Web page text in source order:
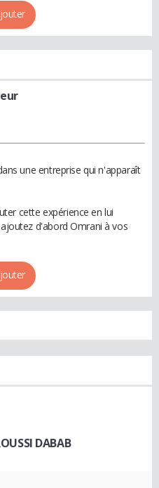
une entreprise qui n'apparaît
cette expérience en lui
d'abord Omrani à vos
DABAB